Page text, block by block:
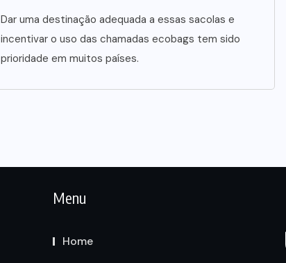
Dar uma destinação adequada a essas sacolas e
incentivar o uso das chamadas ecobags tem sido
prioridade em muitos países.
Menu
Home